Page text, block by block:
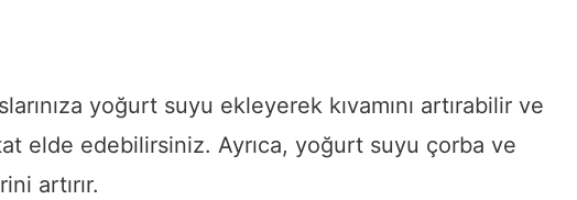
yoğurt suyu ekleyerek kıvamını artırabilir ve
elde edebilirsiniz. Ayrıca, yoğurt suyu çorba ve
artırır.